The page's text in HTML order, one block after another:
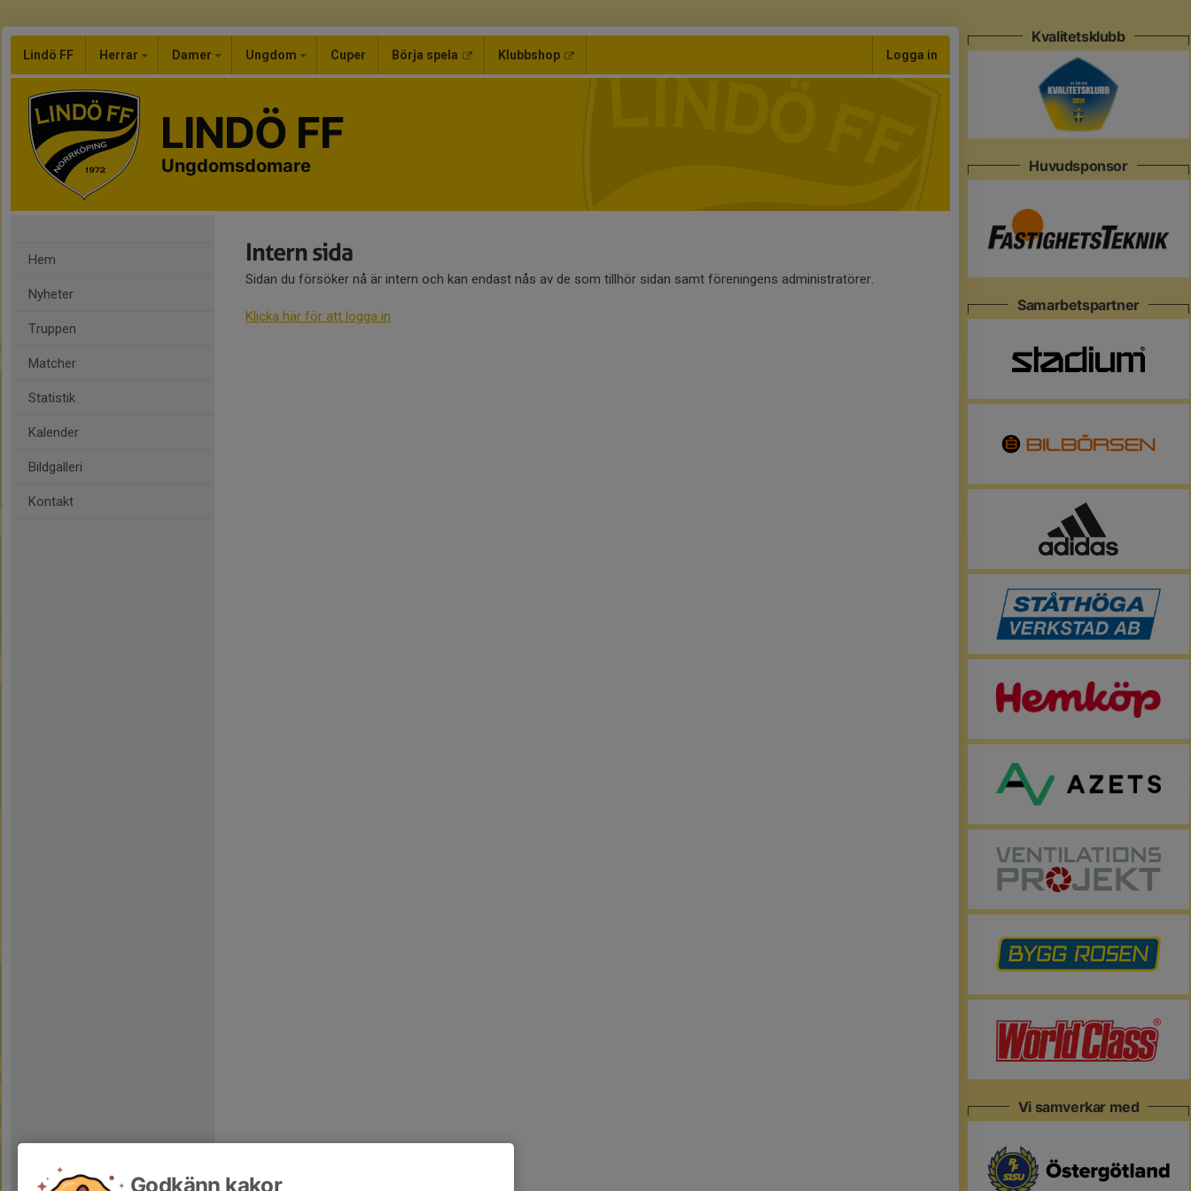
Lindö FF Herrar Damer Ungdom Cuper Börja spela Klubbshop Logga in
LINDÖ FF
Ungdomsdomare
Hem
Nyheter
Truppen
Matcher
Statistik
Kalender
Bildgalleri
Kontakt
Intern sida
Sidan du försöker nå är intern och kan endast nås av de som tillhör sidan samt föreningens administratörer.
Klicka här för att logga in
Kvalitetsklubb
Huvudsponsor
Samarbetspartner
Vi samverkar med
Godkänn kakor